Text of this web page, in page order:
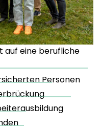
Winzerin EFZ
und
auf eine berufliche
Personen